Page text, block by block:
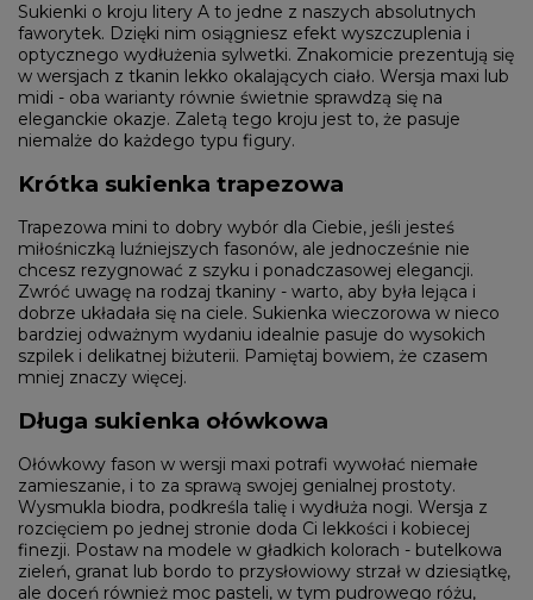
Sukienki o kroju litery A to jedne z naszych absolutnych
faworytek. Dzięki nim osiągniesz efekt wyszczuplenia i
optycznego wydłużenia sylwetki. Znakomicie prezentują się
w wersjach z tkanin lekko okalających ciało. Wersja maxi lub
midi - oba warianty równie świetnie sprawdzą się na
eleganckie okazje. Zaletą tego kroju jest to, że pasuje
niemalże do każdego typu figury.
Krótka sukienka trapezowa
Trapezowa mini to dobry wybór dla Ciebie, jeśli jesteś
miłośniczką luźniejszych fasonów, ale jednocześnie nie
chcesz rezygnować z szyku i ponadczasowej elegancji.
Zwróć uwagę na rodzaj tkaniny - warto, aby była lejąca i
dobrze układała się na ciele. Sukienka wieczorowa w nieco
bardziej odważnym wydaniu idealnie pasuje do wysokich
szpilek i delikatnej biżuterii. Pamiętaj bowiem, że czasem
mniej znaczy więcej.
Długa sukienka ołówkowa
Ołówkowy fason w wersji maxi potrafi wywołać niemałe
zamieszanie, i to za sprawą swojej genialnej prostoty.
Wysmukla biodra, podkreśla talię i wydłuża nogi. Wersja z
rozcięciem po jednej stronie doda Ci lekkości i kobiecej
finezji. Postaw na modele w gładkich kolorach - butelkowa
zieleń, granat lub bordo to przysłowiowy strzał w dziesiątkę,
ale doceń również moc pasteli, w tym pudrowego różu,